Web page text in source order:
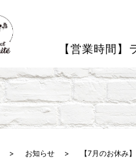
【営業時間
お知らせ 【7月のお休み】